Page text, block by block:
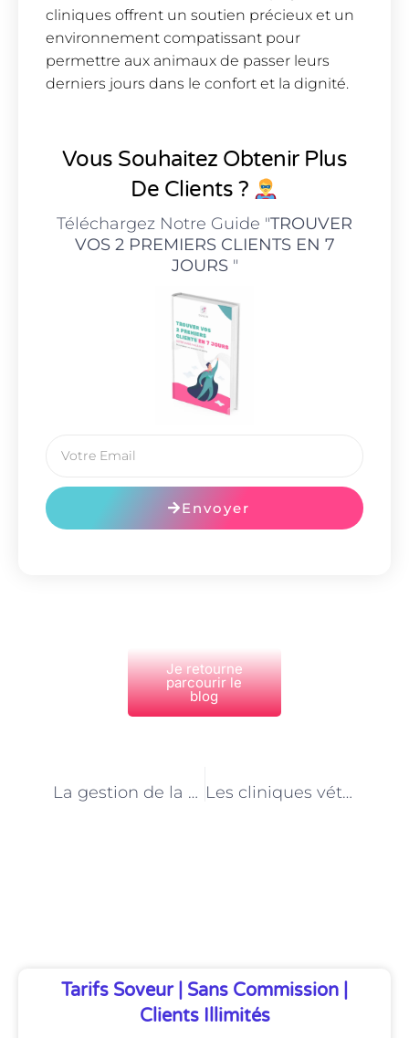
cliniques offrent un soutien précieux et un
environnement compatissant pour
permettre aux animaux de passer leurs
derniers jours dans le confort et la dignité.
Vous Souhaitez Obtenir Plus
De Clients ?
Téléchargez Notre Guide "TROUVER
VOS 2 PREMIERS CLIENTS EN 7
JOURS"
Envoyer
Je retourne
parcourir le
blog
La gestion de la douleur chez les animaux en clinique vétérinaire à Paris Les cliniques vétérinaires à Paris : des lieux de conseil pour l’adoption responsable
Tarifs Soveur | Sans Commission |
Clients Illimités